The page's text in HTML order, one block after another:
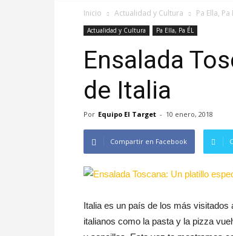
Inicio Actualidad y Cultura Pa Ella, Pa
Actualidad y Cultura Pa Ella, Pa ÉL
Ensalada
de Italia
Por Equipo El Target - 10 enero, 2018
Compartir en Facebook
Italia es un país de los más
italianos como la pasta y la pizza